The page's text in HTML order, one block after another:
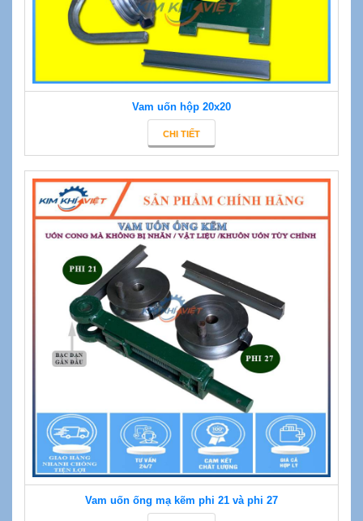
Vam uốn hộp 20x20
CHI TIẾT
Vam uốn ống mạ kẽm phi 21 và phi 27